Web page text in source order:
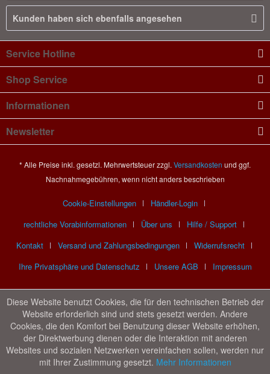
Kunden haben sich ebenfalls angesehen
Service Hotline
Shop Service
Informationen
Newsletter
* Alle Preise inkl. gesetzl. Mehrwertsteuer zzgl. Versandkosten und ggf.
Nachnahmegebühren, wenn nicht anders beschrieben
Cookie-Einstellungen
Händler-Login
rechtliche Vorabinformationen
Über uns
Hilfe / Support
Kontakt
Versand und Zahlungsbedingungen
Widerrufsrecht
Ihre Privatsphäre und Datenschutz
Unsere AGB Impressum
Diese Website benutzt Cookies, die für den technischen Betrieb der
Website erforderlich sind und stets gesetzt werden. Andere
Cookies, die den Komfort bei Benutzung dieser Website erhöhen,
der Direktwerbung dienen oder die Interaktion mit anderen
Websites und sozialen Netzwerken vereinfachen sollen, werden nur
mit Ihrer Zustimmung gesetzt. Mehr Informationen